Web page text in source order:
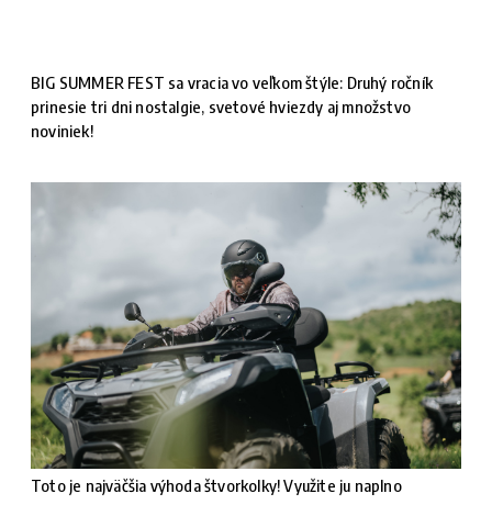
BIG SUMMER FEST sa vracia vo veľkom štýle: Druhý ročník
prinesie tri dni nostalgie, svetové hviezdy aj množstvo
noviniek!
Toto je najväčšia výhoda štvorkolky! Využite ju naplno